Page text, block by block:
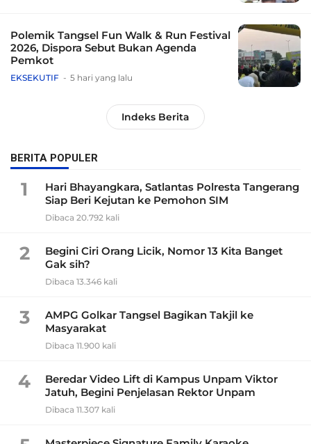
Polemik Tangsel Fun Walk & Run Festival
2026, Dispora Sebut Bukan Agenda
Pemkot
EKSEKUTIF 5 hari yang lalu
Indeks Berita
BERITA POPULER
1
Hari Bhayangkara, Satlantas Polresta Tangerang
Siap Beri Kejutan ke Pemohon SIM
Dibaca 20.792 kali
2
Begini Ciri Orang Licik, Nomor 13 Kita Banget
Gak sih?
Dibaca 13.346 kali
3
AMPG Golkar Tangsel Bagikan Takjil ke
Masyarakat
Dibaca 11.900 kali
4
Beredar Video Lift di Kampus Unpam Viktor
Jatuh, Begini Penjelasan Rektor Unpam
Dibaca 11.307 kali